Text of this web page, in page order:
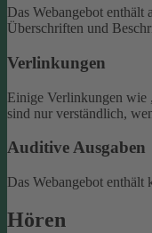
Das Webangebot enthält
Überschriften und
Verlinkungen
Einige Verlinkungen wie
sind nur verständlich,
Auditive Ausgaben
Das Webangebot enthält
Hören